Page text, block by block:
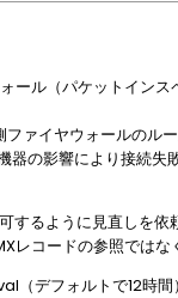
ール（パケットイン
ァイヤウォールのルー
の影響により接続失敗
するように見直しを
コードの参照ではな
デフォルトで12時間